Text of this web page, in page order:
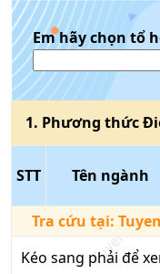
Em hãy chọn tổ
1. Phương thức
STT Tên ngành
Tra cứu tại:
Kéo sang phải để